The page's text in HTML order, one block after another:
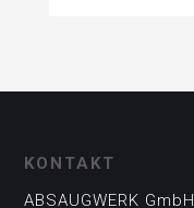
KONTAKT
ABSAUGWERK GmbH